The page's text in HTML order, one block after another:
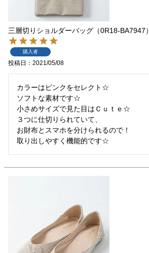
三層切りショルダーバッグ（0R18-BA7947）
購入者
投稿日 2021/05/08
カラーはピンクをセレクト☆
ソフトな素材です☆
小さめサイズで見た目はＣｕｔｅ☆
３つに仕切りられていて、
お財布とスマホを分けられるので！
取り出しやすく機能的です☆